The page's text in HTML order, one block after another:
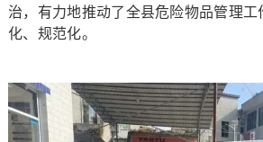
治，有力地推动了全县危险物品管理
化、规范化。